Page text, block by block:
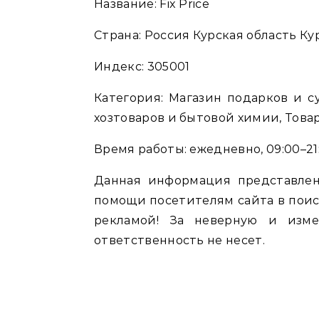
Название: Fix Price
Страна: Россия Курская область
Индекс: 305001
Категория: Магазин подарков и
хозтоваров и бытовой химии,
Время работы: ежедневно,
Данная информация
помощи посетителям сайта в
рекламой! За неверную и
ответственность не несет.